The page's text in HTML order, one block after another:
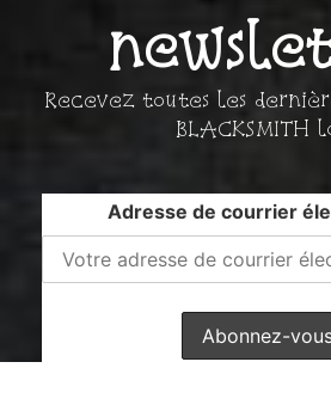
Recevez toutes les
BLACKSMITH
Adresse de courrier